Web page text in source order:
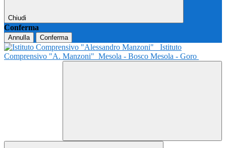
Chiudi
Conferma
Annulla Conferma
Istituto
Comprensivo "A. Manzoni" Mesola - Bosco Mesola - Goro